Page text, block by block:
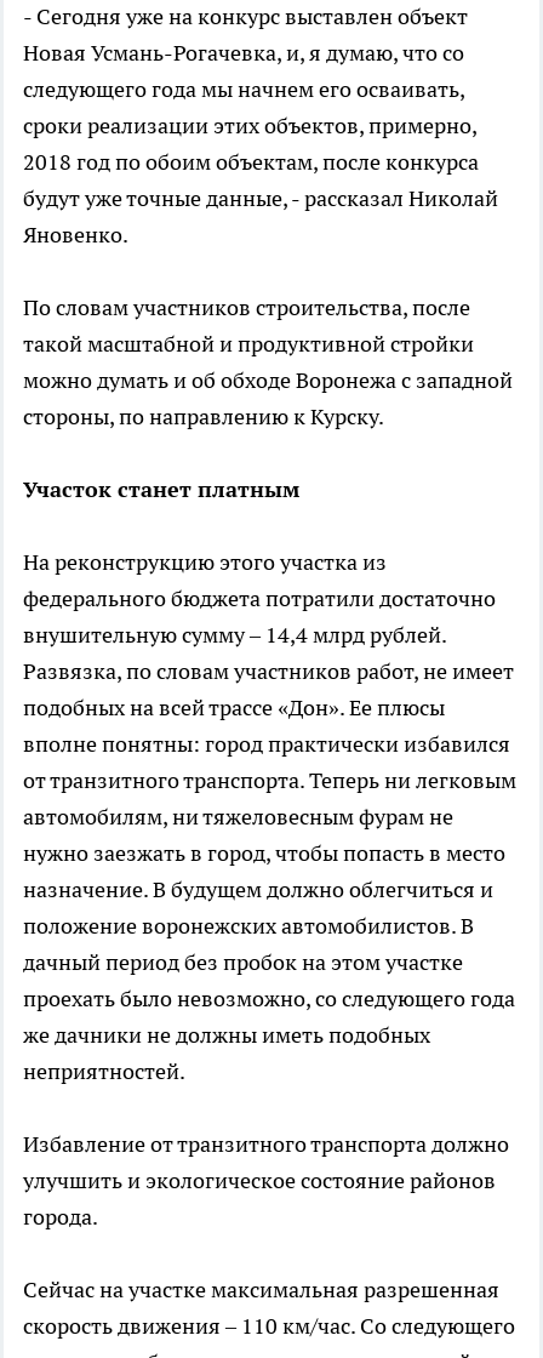
- Сегодня уже на конкурс выставлен объект
Новая Усмань-Рогачевка, и, я думаю, что со
следующего года мы начнем его осваивать,
сроки реализации этих объектов, примерно,
2018 год по обоим объектам, после конкурса
будут уже точные данные, - рассказал Николай
Яновенко.
По словам участников строительства, после
такой масштабной и продуктивной стройки
можно думать и об обходе Воронежа с западной
стороны, по направлению к Курску.
Участок станет платным
На реконструкцию этого участка из
федерального бюджета потратили достаточно
внушительную сумму – 14,4 млрд рублей.
Развязка, по словам участников работ, не имеет
подобных на всей трассе «Дон». Ее плюсы
вполне понятны: город практически избавился
от транзитного транспорта. Теперь ни легковым
автомобилям, ни тяжеловесным фурам не
нужно заезжать в город, чтобы попасть в место
назначение. В будущем должно облегчиться и
положение воронежских автомобилистов. В
дачный период без пробок на этом участке
проехать было невозможно, со следующего года
же дачники не должны иметь подобных
неприятностей.
Избавление от транзитного транспорта должно
улучшить и экологическое состояние районов
города.
Сейчас на участке максимальная разрешенная
скорость движения – 110 км/час. Со следующего